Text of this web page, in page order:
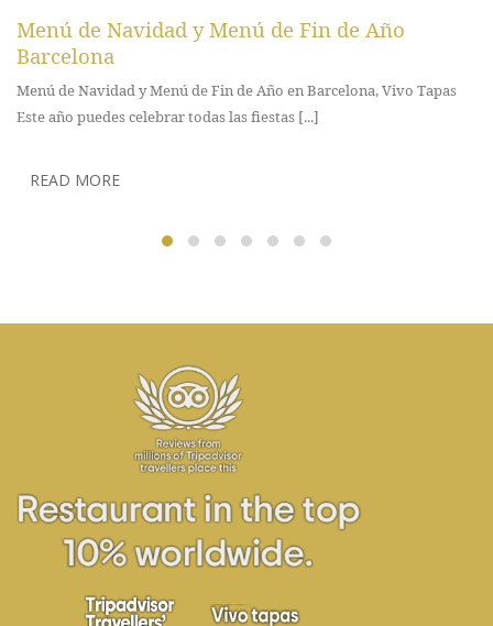
Vivo Tapes Restaurant: Excel·lència i
En Vivo Tapes Restaurant estem molt orgullosos de que els
esforços hagin donat els seus fruits. Estem feliços [...]